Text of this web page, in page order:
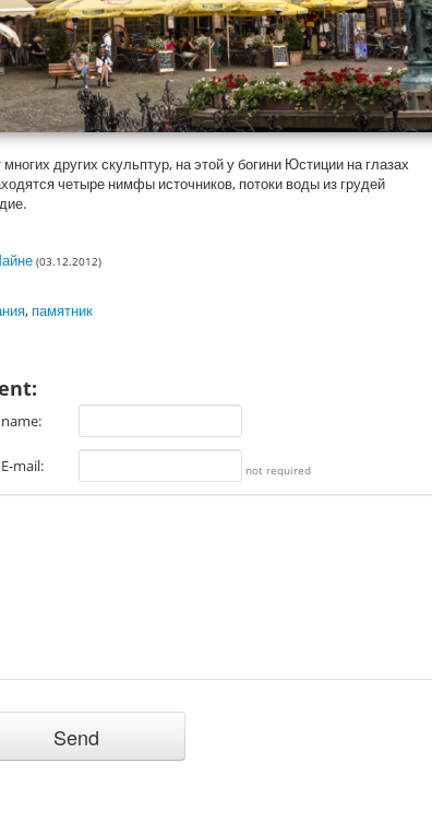
других скульптур, на этой у богини Юстиции на глазах
четыре нимфы источников, потоки воды из грудей
(03.12.2012)
,памятник
mail: not required